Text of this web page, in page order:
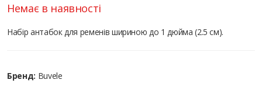
Немає в наявності
Набір антабок для ременів шириною до 1 дюйма (2.5 см).
Бренд: Buvele